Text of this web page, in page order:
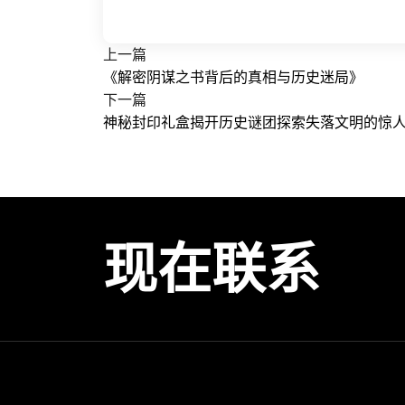
上一篇
《解密阴谋之书背后的真相与历史迷局》
下一篇
神秘封印礼盒揭开历史谜团探索失落文明的惊
现在联系